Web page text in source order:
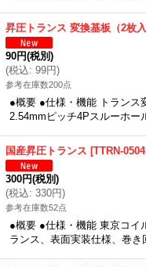
昇圧トランス 変換基板（2枚入
90円(税別)
(税込: 99円)
参考在庫数200点
●概要 ●仕様・機能 トランス
2.54mmピッチ4Pスルーホ
国産昇圧トランス [TTRN-
300円(税別)
(税込: 330円)
参考在庫数52点
●概要 ●仕様・機能 東京コイ
ランス、表面実装仕様、巻